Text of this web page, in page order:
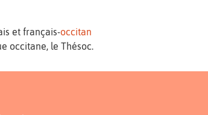
et français-occitan
occitane, le Thésoc.